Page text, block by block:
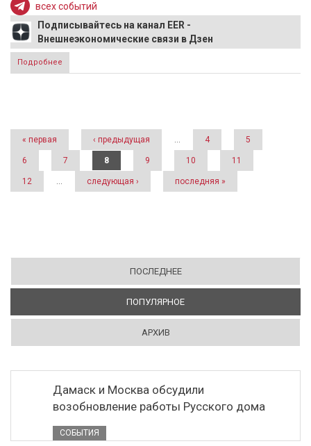
всех событий
Подписывайтесь на канал EER -
Внешнеэкономические связи в Дзен
Подробнее
ближайшие два года
Страницы
« первая ‹ предыдущая … 4 5
6 7 8 9 10 11
12 … следующая › последняя »
ПОСЛЕДНЕЕ
ПОПУЛЯРНОЕ
АРХИВ
Дамаск и Москва обсудили
возобновление работы Русского дома
СОБЫТИЯ